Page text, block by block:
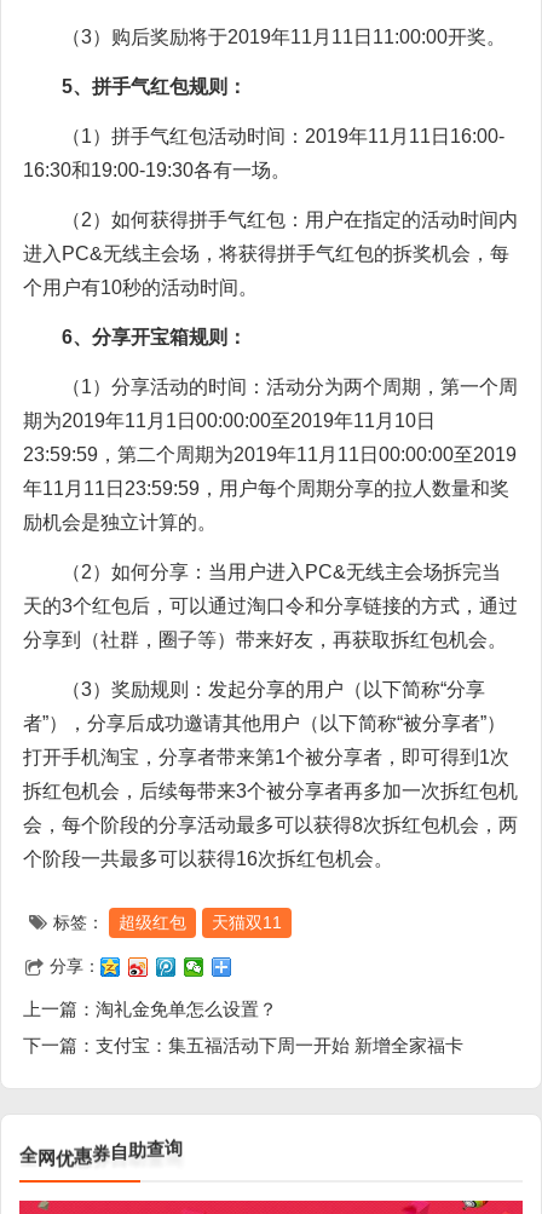
（3）购后奖励将于2019年11月11日11:00:00开奖。
5、拼手气红包规则：
（1）拼手气红包活动时间：2019年11月11日16:00-
16:30和19:00-19:30各有一场。
（2）如何获得拼手气红包：用户在指定的活动时间内
进入PC&无线主会场，将获得拼手气红包的拆奖机会，每
个用户有10秒的活动时间。
6、分享开宝箱规则：
（1）分享活动的时间：活动分为两个周期，第一个周
期为2019年11月1日00:00:00至2019年11月10日
23:59:59，第二个周期为2019年11月11日00:00:00至2019
年11月11日23:59:59，用户每个周期分享的拉人数量和奖
励机会是独立计算的。
（2）如何分享：当用户进入PC&无线主会场拆完当
天的3个红包后，可以通过淘口令和分享链接的方式，通过
分享到（社群，圈子等）带来好友，再获取拆红包机会。
（3）奖励规则：发起分享的用户（以下简称“分享
者”），分享后成功邀请其他用户（以下简称“被分享者”）
打开手机淘宝，分享者带来第1个被分享者，即可得到1次
拆红包机会，后续每带来3个被分享者再多加一次拆红包机
会，每个阶段的分享活动最多可以获得8次拆红包机会，两
个阶段一共最多可以获得16次拆红包机会。
标签： 超级红包 天猫双11
分享：
上一篇： 淘礼金免单怎么设置？
下一篇： 支付宝：集五福活动下周一开始 新增全家福卡
全 网 优惠券自助查询